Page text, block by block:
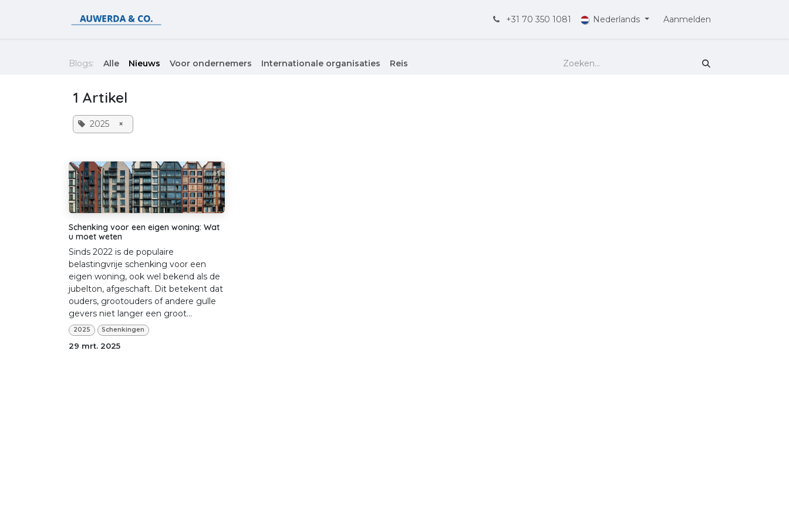
Contact+31 70 350 1081 Nederlands Aanmelden
Blogs: Alle Nieuws Voor ondernemers Internationale organisaties Reis
1 Artikel
2025 ×
Schenking voor een eigen woning: Wat
u moet weten
Sinds 2022 is de populaire
belastingvrije schenking voor een
eigen woning, ook wel bekend als de
jubelton, afgeschaft. Dit betekent dat
ouders, grootouders of andere gulle
gevers niet langer een groot...
2025 Schenkingen
29 mrt. 2025